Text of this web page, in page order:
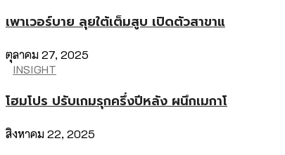
เพาเวอร์บาย ลุยใต้เต็มสูบ เปิดตัวสาขาแ
ตุลาคม 27, 2025
INSIGHT
โฮมโปร ปรับเกมรุกครึ่งปีหลัง ผนึกเมกาโ
สิงหาคม 22, 2025